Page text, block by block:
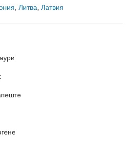
Литва Латвия